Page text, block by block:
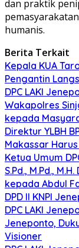
dan praktik
humanis.
Berita Terkait
Kepala KUA
Pengantin
DPC LAKI
Wakapolres
kepada
Direktur YLBH
Makassar
Ketua Umum
S.Pd., M.Pd.,
kepada Abdul
DPD II KNPI
DPC LAKI
Jeneponto,
Visioner